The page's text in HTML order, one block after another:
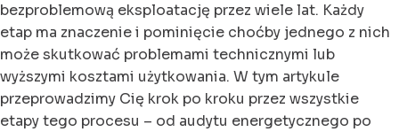
bezproblemową eksploatację przez wiele lat. Każdy
etap ma znaczenie i pominięcie choćby jednego z nich
może skutkować problemami technicznymi lub
wyższymi kosztami użytkowania. W tym artykule
przeprowadzimy Cię krok po kroku przez wszystkie
etapy tego procesu – od audytu energetycznego po